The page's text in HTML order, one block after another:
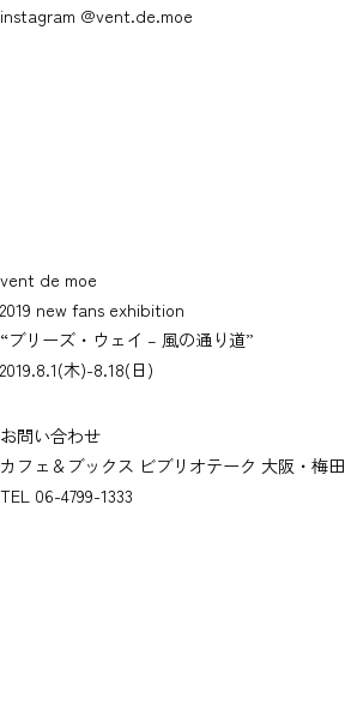
instagram @vent.de.moe
vent de moe
2019 new fans exhibition
“ブリーズ・ウェイ – 風の通り道”
2019.8.1(木)-8.18(日)
お問い合わせ
カフェ＆ブックス ビブリオテーク 大阪・梅田
TEL 06-4799-1333